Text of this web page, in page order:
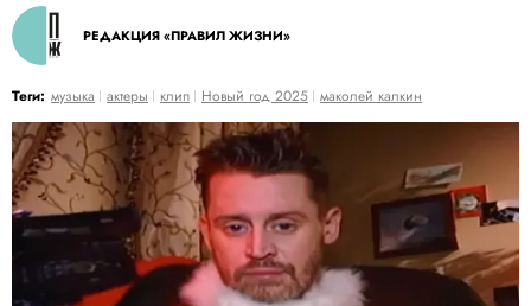
РЕДАКЦИЯ «ПРАВИЛ ЖИЗНИ»
Теги: музыка актеры клип Новый год 2025 маколей калкин